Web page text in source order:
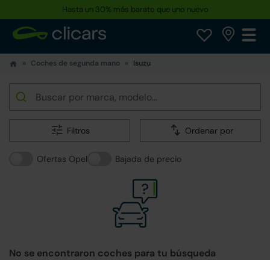
Hasta un 30% más barato que uno nuevo
Coches de segunda mano Isuzu
Filtros Ordenar por
Ofertas Opel Bajada de precio
No se encontraron coches para tu búsqueda